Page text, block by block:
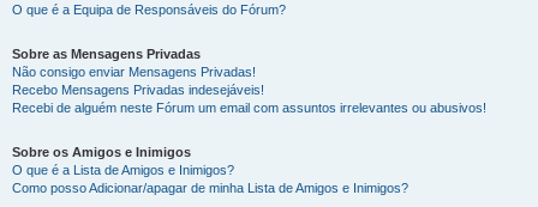
O que é a Equipa de Responsáveis do Fórum?
Sobre as Mensagens Privadas
Não consigo enviar Mensagens Privadas!
Recebo Mensagens Privadas indesejáveis!
Recebi de alguém neste Fórum um email com assuntos irrelevantes ou abusivos!
Sobre os Amigos e Inimigos
O que é a Lista de Amigos e Inimigos?
Como posso Adicionar/apagar de minha Lista de Amigos e Inimigos?